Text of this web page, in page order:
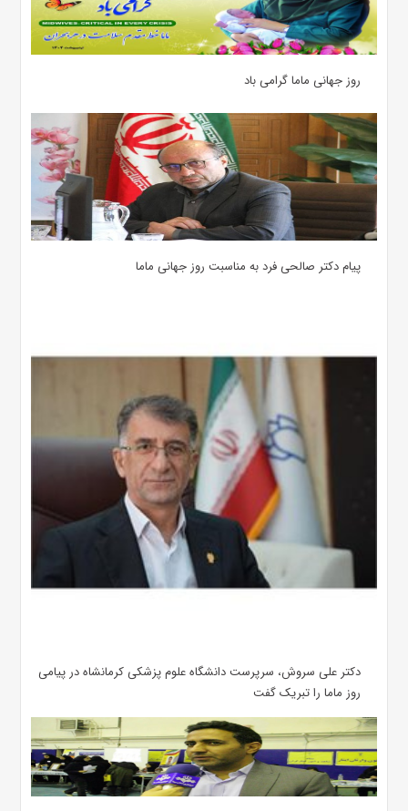
روز جهانی ماما گرامی باد
پیام دکتر صالحی فرد به مناسبت روز جهانی ماما
دکتر علی سروش، سرپرست دانشگاه علوم پزشکی کرمانشاه در پیامی
روز ماما را تبریک گفت